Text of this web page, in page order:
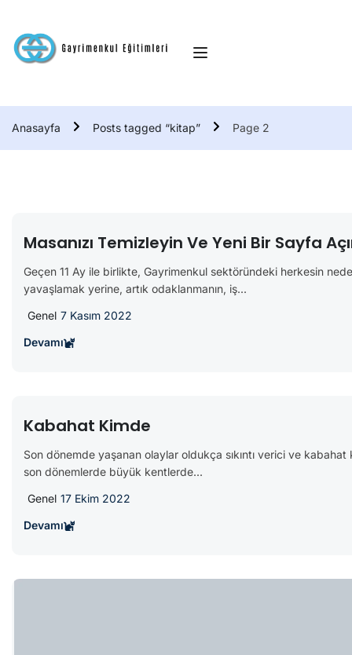
Anasayfa Posts tagged “kitap” Page 2
Masanızı Temizleyin Ve Yeni Bir Sayfa
Geçen 11 Ay ile birlikte, Gayrimenkul sektöründeki herkesin
yavaşlamak yerine, artık odaklanmanın, iş...
Genel 7 Kasım 2022
Devamı
Kabahat Kimde
Son dönemde yaşanan olaylar oldukça sıkıntı verici ve
son dönemlerde büyük kentlerde...
Genel 17 Ekim 2022
Devamı